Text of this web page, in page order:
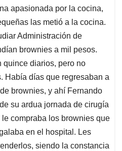
apasionada por la cocina,
las metió a la cocina.
Administración de
brownies a mil pesos.
quince diarios, pero no
Había días que regresaban a
brownies, y ahí Fernando
su ardua jornada de cirugía
compraba los brownies que
en el hospital. Les
siendo la constancia